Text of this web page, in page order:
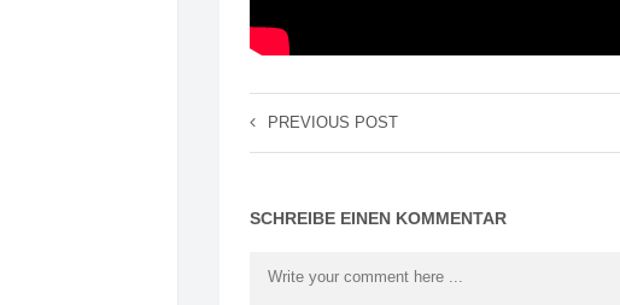
PREVIOUS POST
SCHREIBE EINEN KOMMENTAR